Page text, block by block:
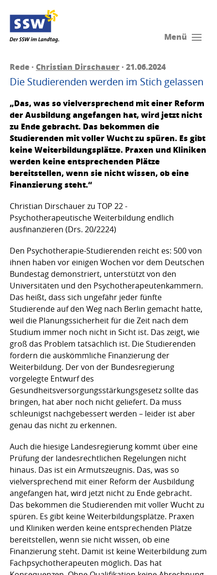
Menü
Rede · Christian Dirschauer· 21.06.2024
Die Studierenden werden im Stich gelassen
„Das, was so vielversprechend mit einer Reform
der Ausbildung angefangen hat, wird jetzt nicht
zu Ende gebracht. Das bekommen die
Studierenden mit voller Wucht zu spüren. Es gibt
keine Weiterbildungsplätze. Praxen und Kliniken
werden keine entsprechenden Plätze
bereitstellen, wenn sie nicht wissen, ob eine
Finanzierung steht.“
Christian Dirschauer zu TOP 22 -
Psychotherapeutische Weiterbildung endlich
ausfinanzieren (Drs. 20/2224)
Den Psychotherapie-Studierenden reicht es: 500 von
ihnen haben vor einigen Wochen vor dem Deutschen
Bundestag demonstriert, unterstützt von den
Universitäten und den Psychotherapeutenkammern.
Das heißt, dass sich ungefähr jeder fünfte
Studierende auf den Weg nach Berlin gemacht hatte,
weil die Planungssicherheit für die Zeit nach dem
Studium immer noch nicht in Sicht ist. Das zeigt, wie
groß das Problem tatsächlich ist. Die Studierenden
fordern die auskömmliche Finanzierung der
Weiterbildung. Der von der Bundesregierung
vorgelegte Entwurf des
Gesundheitsversorgungsstärkungsgesetz sollte das
bringen, hat aber noch nicht geliefert. Da muss
schleunigst nachgebessert werden – leider ist aber
genau das nicht zu erkennen.
Auch die hiesige Landesregierung kommt über eine
Prüfung der landesrechtlichen Regelungen nicht
hinaus. Das ist ein Armutszeugnis. Das, was so
vielversprechend mit einer Reform der Ausbildung
angefangen hat, wird jetzt nicht zu Ende gebracht.
Das bekommen die Studierenden mit voller Wucht zu
spüren. Es gibt keine Weiterbildungsplätze. Praxen
und Kliniken werden keine entsprechenden Plätze
bereitstellen, wenn sie nicht wissen, ob eine
Finanzierung steht. Damit ist keine Weiterbildung zum
Fachpsychotherapeuten möglich. Das hat